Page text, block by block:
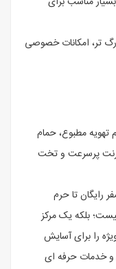
تر، امکانات خصوصی
مطبوع، حمام
پرسرعت و تخت
رایگان تا حرم
بلکه یک مرکز
را برای آسایش
و خدمات حرفه ای